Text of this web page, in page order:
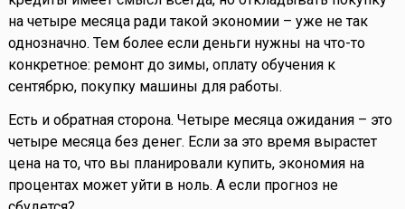
на четыре месяца ради такой экономии – уже не так
однозначно. Тем более если деньги нужны на что-то
конкретное: ремонт до зимы, оплату обучения к
сентябрю, покупку машины для работы.
Есть и обратная сторона. Четыре месяца ожидания – это
четыре месяца без денег. Если за это время вырастет
цена на то, что вы планировали купить, экономия на
процентах может уйти в ноль. А если прогноз не